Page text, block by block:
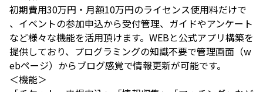
初期費用30万円・月額10万円のライセンス使用料だけで
、イベントの参加申込から受付管理、ガイドやアンケート
など様々な機能を活用頂けます。WEBと公式アプリ構築を
提供しており、プログラミングの知識不要で管理画面（w
ebページ）からブログ感覚で情報更新が可能です。
＜機能＞